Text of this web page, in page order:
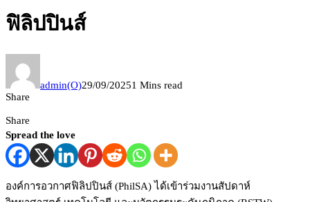
ฟิลิปปินส์
admin(O)29/09/20251 Mins read
Share
Share
Spread the love
องค์การอวกาศฟิลิปปินส์ (PhilSA) ได้เข้าร่วมงานสัปดาห์